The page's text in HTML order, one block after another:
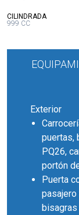
CILINDRADA:
999 CC
Exterior
puertas,
PQ26,
portón
Puerta
pasajero